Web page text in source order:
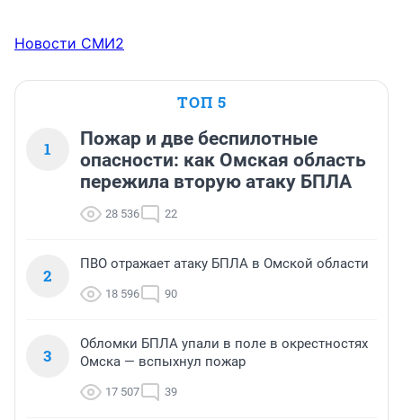
Новости СМИ2
ТОП 5
1
Пожар и две беспилотные
опасности: как Омская область
пережила вторую атаку БПЛА
28 536 22
2
ПВО отражает атаку БПЛА в Омской области
18 596 90
3
Обломки БПЛА упали в поле в окрестностях
Омска — вспыхнул пожар
17 507 39